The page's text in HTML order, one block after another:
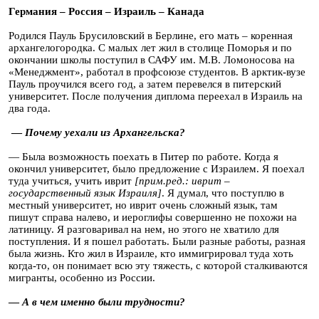
Германия – Россия – Израиль – Канада
Родился Пауль Брусиловский в Берлине, его мать – коренная
архангелогородка. С малых лет жил в столице Поморья и по
окончании школы поступил в САФУ им. М.В. Ломоносова на
«Менеджмент», работал в профсоюзе студентов. В арктик-вузе
Пауль проучился всего год, а затем перевелся в питерский
университет. После получения диплома переехал в Израиль на
два года.
— Почему уехали из Архангельска?
— Была возможность поехать в Питер по работе. Когда я
окончил университет, было предложение с Израилем. Я поехал
туда учиться, учить иврит [прим.ред.: иврит –
государственный язык Израиля]. Я думал, что поступлю в
местный университет, но иврит очень сложный язык, там
пишут справа налево, и иероглифы совершенно не похожи на
латиницу. Я разговаривал на нем, но этого не хватило для
поступления. И я пошел работать. Были разные работы, разная
была жизнь. Кто жил в Израиле, кто иммигрировал туда хоть
когда-то, он понимает всю эту тяжесть, с которой сталкиваются
мигранты, особенно из России.
—А в чем именно были трудности?